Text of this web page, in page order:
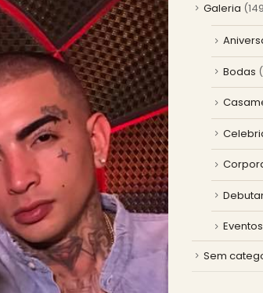
Galeria
Bodas
Eventos
Sem